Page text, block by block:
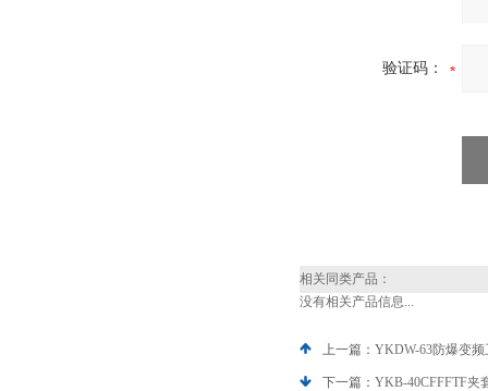
验证码：
相关同类产品：
没有相关产品信息...
上一篇： YKDW-63防爆变
下一篇： YKB-40CFFFTF夹